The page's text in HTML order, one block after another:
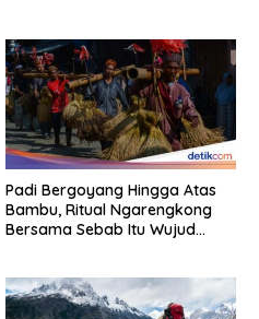
Padi Bergoyang Hingga Atas
Bambu, Ritual Ngarengkong
Bersama Sebab Itu Wujud